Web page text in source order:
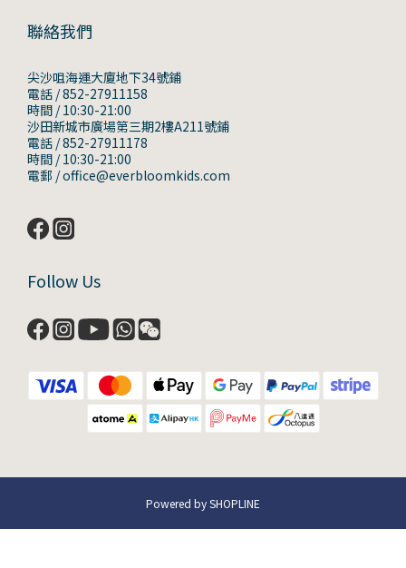
聯絡我們
尖沙咀海運大廈地下34號鋪
電話 / 852-27911158
時間 / 10:30-21:00
沙田新城市廣場第三期2樓A211號鋪
電話 / 852-27911178
時間 / 10:30-21:00
電郵 / office@everbloomkids.com
Follow Us
Powered by SHOPLINE